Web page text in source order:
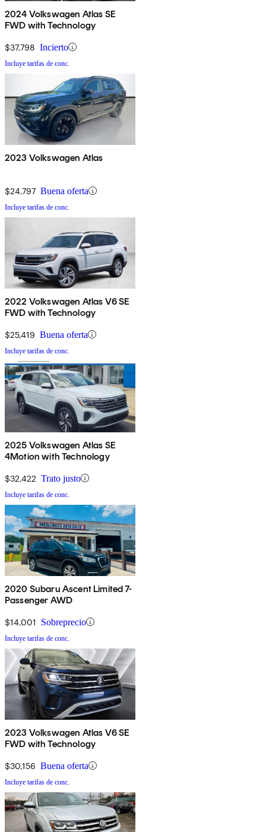
2024 Volkswagen Atlas SE
FWD with Technology
$37,798 Incierto
Incluye tarifas de conc.
2023 Volkswagen Atlas
$24,797 Buena oferta
Incluye tarifas de conc.
2022 Volkswagen Atlas V6 SE
FWD with Technology
$25,419 Buena oferta
Incluye tarifas de conc.
2025 Volkswagen Atlas SE
4Motion with Technology
$32,422 Trato justo
Incluye tarifas de conc.
2020 Subaru Ascent Limited 7-
Passenger AWD
$14,001 Sobreprecio
Incluye tarifas de conc.
2023 Volkswagen Atlas V6 SE
FWD with Technology
$30,156 Buena oferta
Incluye tarifas de conc.